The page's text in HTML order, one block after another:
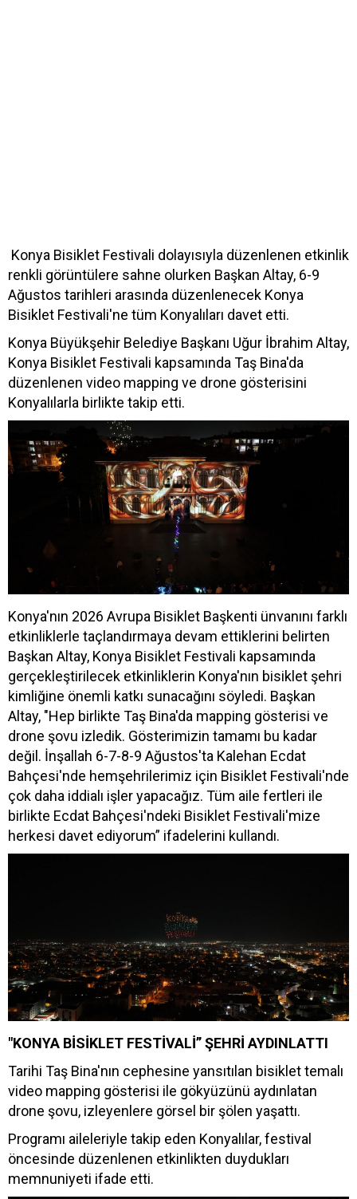
Konya Bisiklet Festivali dolayısıyla düzenlenen etkinlik
renkli görüntülere sahne olurken Başkan Altay, 6-9
Ağustos tarihleri arasında düzenlenecek Konya
Bisiklet Festivali'ne tüm Konyalıları davet etti.
Konya Büyükşehir Belediye Başkanı Uğur İbrahim Altay,
Konya Bisiklet Festivali kapsamında Taş Bina'da
düzenlenen video mapping ve drone gösterisini
Konyalılarla birlikte takip etti.
Konya'nın 2026 Avrupa Bisiklet Başkenti ünvanını farklı
etkinliklerle taçlandırmaya devam ettiklerini belirten
Başkan Altay, Konya Bisiklet Festivali kapsamında
gerçekleştirilecek etkinliklerin Konya'nın bisiklet şehri
kimliğine önemli katkı sunacağını söyledi. Başkan
Altay, "Hep birlikte Taş Bina'da mapping gösterisi ve
drone şovu izledik. Gösterimizin tamamı bu kadar
değil. İnşallah 6-7-8-9 Ağustos'ta Kalehan Ecdat
Bahçesi'nde hemşehrilerimiz için Bisiklet Festivali'nde
çok daha iddialı işler yapacağız. Tüm aile fertleri ile
birlikte Ecdat Bahçesi'ndeki Bisiklet Festivali'mize
herkesi davet ediyorum” ifadelerini kullandı.
"KONYA BİSİKLET FESTİVALİ” ŞEHRİ AYDINLATTI
Tarihi Taş Bina'nın cephesine yansıtılan bisiklet temalı
video mapping gösterisi ile gökyüzünü aydınlatan
drone şovu, izleyenlere görsel bir şölen yaşattı.
Programı aileleriyle takip eden Konyalılar, festival
öncesinde düzenlenen etkinlikten duydukları
memnuniyeti ifade etti.